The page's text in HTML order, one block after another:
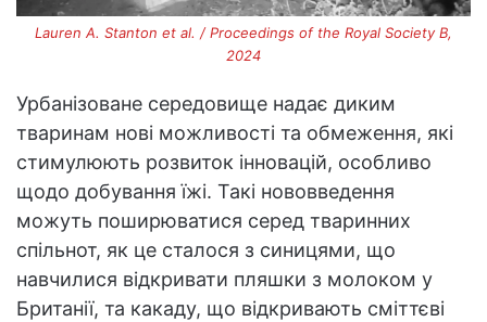
Lauren A. Stanton et al. / Proceedings of the Royal Society B,
2024
Урбанізоване середовище надає диким
тваринам нові можливості та обмеження, які
стимулюють розвиток інновацій, особливо
щодо добування їжі. Такі нововведення
можуть поширюватися серед тваринних
спільнот, як це сталося з синицями, що
навчилися відкривати пляшки з молоком у
Британії, та какаду, що відкривають сміттєві